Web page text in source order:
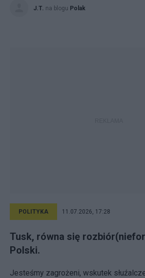
J.T. na blogu Polak
POLITYKA 11.07.2026, 17:28
Tusk, równa się
Polski.
Jesteśmy zagrożeni, wskutek